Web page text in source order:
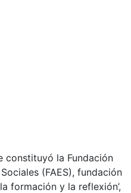
constituyó la Fundación
(FAES), fundación
formación y la reflexión’,